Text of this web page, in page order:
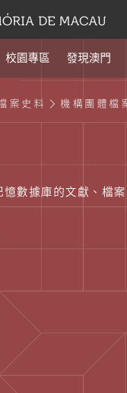
校園專區 發現澳門
案史料 機構團體檔
數據庫的文獻、檔案